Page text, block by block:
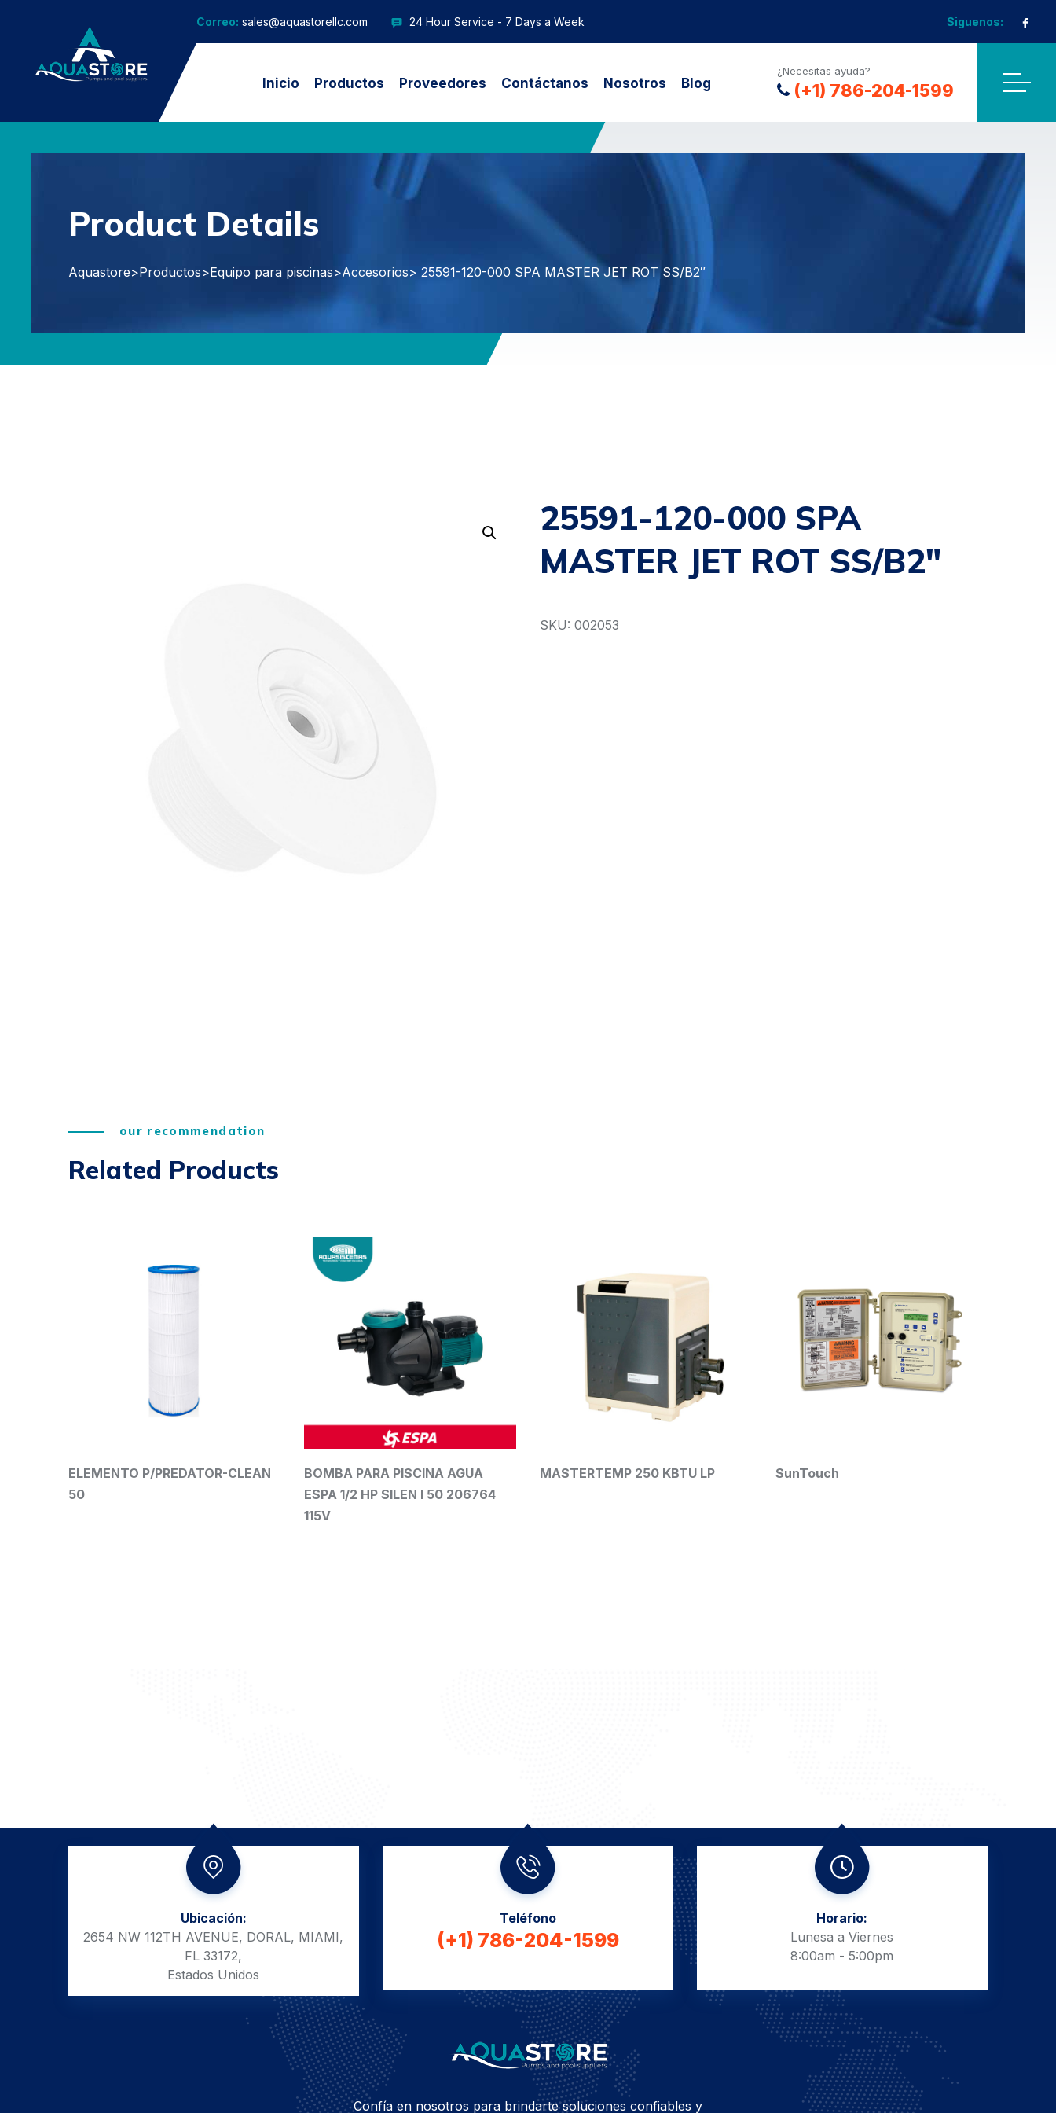
Correo: sales@aquastorellc.com 24 Hour Service - 7 Days a Week Siguenos:
Inicio Productos Proveedores Contáctanos Nosotros Blog
¿Necesitas ayuda?
(+1) 786-204-1599
Product Details
Aquastore>Productos>Equipo para piscinas>Accesorios> 25591-120-000 SPA MASTER JET ROT SS/B2″
25591-120-000 SPA
MASTER JET ROT SS/B2″
SKU: 002053
our recommendation
Related Products
P/PREDATOR-CLEAN
BOMBA PARA PISCINA AGUA
ESPA 1/2 HP SILEN I 50 206764
MASTERTEMP 250 KBTU LP SunTouch
Ubicación:
2654 NW 112TH AVENUE, DORAL, MIAMI,
FL 33172,
Estados Unidos
Teléfono
(+1) 786-204-1599
Horario:
Lunesa a Viernes
8:00am - 5:00pm
Confía en nosotros para brindarte soluciones confiables y